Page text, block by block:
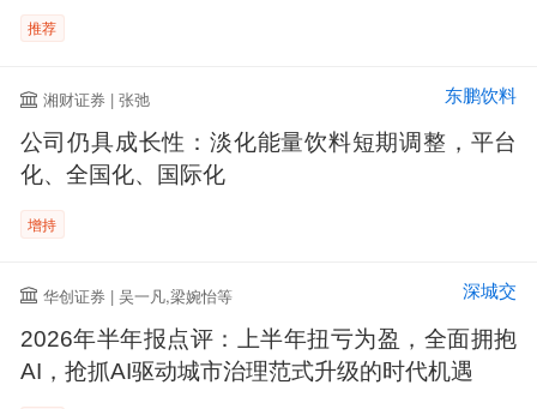
推荐
湘财证券 | 张弛 东鹏饮料
公司仍具成长性：淡化能量饮料短期调整，平台
化、全国化、国际化
增持
华创证券 | 吴一凡,梁婉怡等 深城交
2026年半年报点评：上半年扭亏为盈，全面拥抱
AI，抢抓AI驱动城市治理范式升级的时代机遇